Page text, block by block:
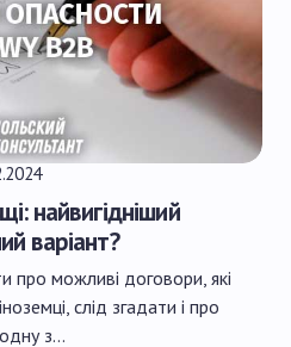
найвигідніший
варіант?
можливі договори, які
слід згадати і про
з…